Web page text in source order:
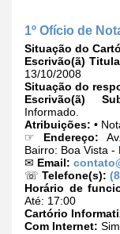
1º Ofício de
Situação do
Escrivão(ã)
13/10/2008
Situação do
Escrivão(ã)
Informado.
Atribuições: •
☞ Endereço:
Bairro: Boa Vista -
✉ Email:
☏ Telefone(s):
Horário de
Até: 17:00
Cartório
Com Internet: Sim